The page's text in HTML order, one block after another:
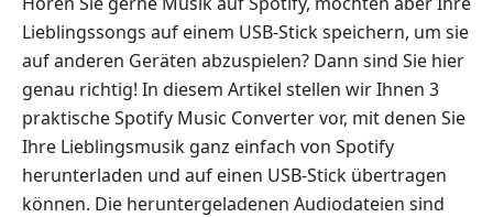
Lieblingssongs auf einem USB-Stick speichern, um sie
auf anderen Geräten abzuspielen? Dann sind Sie hier
genau richtig! In diesem Artikel stellen wir Ihnen 3
praktische Spotify Music Converter vor, mit denen Sie
Ihre Lieblingsmusik ganz einfach von Spotify
herunterladen und auf einen USB-Stick übertragen
können. Die heruntergeladenen Audiodateien sind